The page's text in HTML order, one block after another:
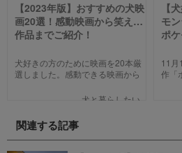
【2023年版】おすすめの犬映
画20選！感動映画から笑える
作品までご紹介！
犬好きの方のために映画を20本厳
選しました。感動できる映画から
で、犬の名作映画を邦画7本,洋画7
ぞれの映画の魅力やあらすじを短
い文章で簡潔に紹介しています。
映画選びの参考にしていただけれ
犬と暮らしたい
【
モ
ポ
11月
作「
オ
った
関連する記事